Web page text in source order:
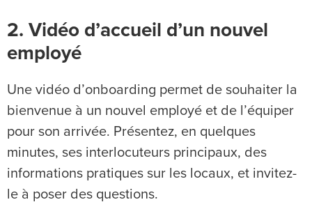
2. Vidéo d’accueil d’un nouvel
employé
Une vidéo d’onboarding permet de souhaiter la
bienvenue à un nouvel employé et de l’équiper
pour son arrivée. Présentez, en quelques
minutes, ses interlocuteurs principaux, des
informations pratiques sur les locaux, et invitez-
le à poser des questions.